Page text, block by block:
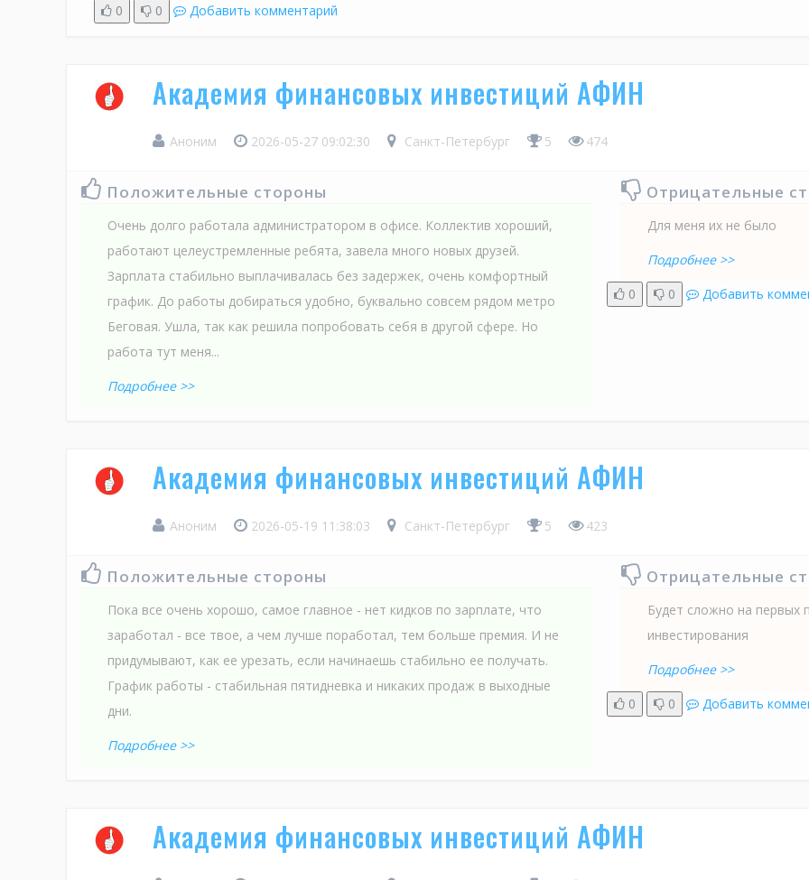
0
0 Добавить комментарий
Академия финансовых инвестиций АФИН
Аноним 2026-05-27 09:02:30 Санкт-Петербург 5 474
Положительные стороны
Очень долго работала администратором в офисе. Коллектив хороший,
работают целеустремленные ребята, завела много новых друзей.
Зарплата стабильно выплачивалась без задержек, очень комфортный
график. До работы добираться удобно, буквально совсем рядом метро
Беговая. Ушла, так как решила попробовать себя в другой сфере. Но
работа тут меня...
Подробнее >>
Отрицательные
Для меня их не было
Подробнее >>
0
0 Добавить
Академия финансовых инвестиций АФИН
Аноним 2026-05-19 11:38:03 Санкт-Петербург 5 423
Положительные стороны
Пока все очень хорошо, самое главное - нет кидков по зарплате, что
заработал - все твое, а чем лучше поработал, тем больше премия. И не
придумывают, как ее урезать, если начинаешь стабильно ее получать.
График работы - стабильная пятидневка и никаких продаж в выходные
дни.
Подробнее >>
Отрицательные
Будет сложно на первых
инвестирования
Подробнее >>
0
0 Добавить
Академия финансовых инвестиций АФИН